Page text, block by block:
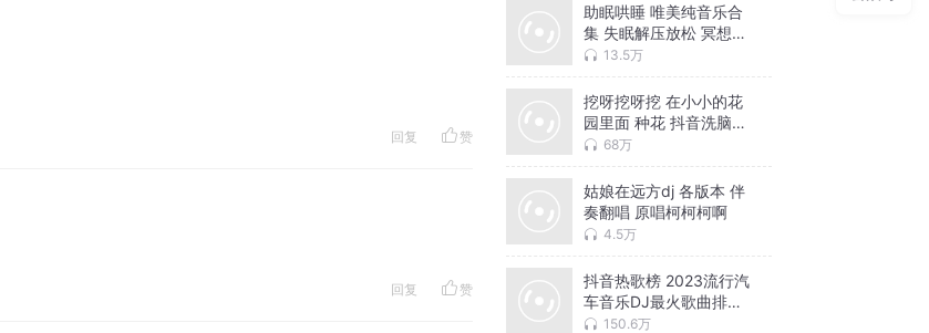
回复 赞
回复 赞
助眠哄睡 唯美纯音乐合
集 失眠解压放松 冥想瑜
伽 13.5万
挖呀挖呀挖 在小小的花
园里面 种花 抖音洗脑神
曲 68万
姑娘在远方dj 各版本 伴
奏翻唱 原唱柯柯柯啊
4.5万
抖音热歌榜 2023流行汽
车音乐DJ最火歌曲排行
榜 150.6万